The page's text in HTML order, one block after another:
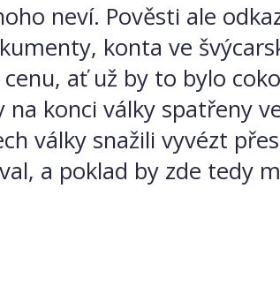
neví. Pověsti ale
konta ve
ať už by to bylo
konci války spatřeny
války snažili vyvézt
a poklad by zde tedy